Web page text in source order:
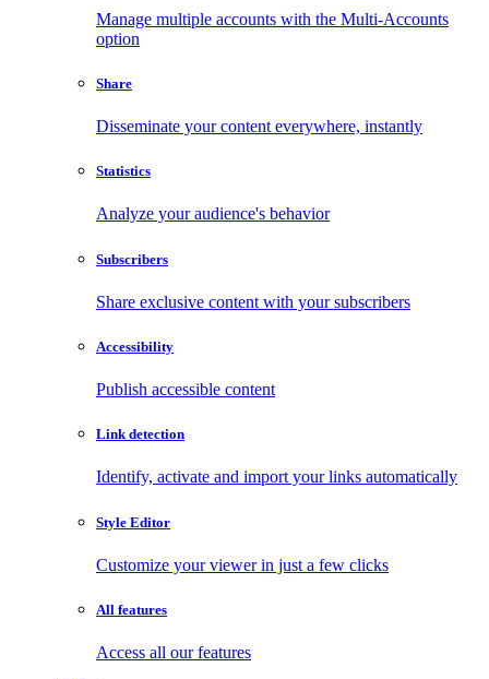
Manage multiple accounts with the Multi-Accounts
option
Share
Disseminate your content everywhere, instantly
Statistics
Analyze your audience's behavior
Subscribers
Share exclusive content with your subscribers
Accessibility
Publish accessible content
Link detection
Identify, activate and import your links automatically
Style Editor
Customize your viewer in just a few clicks
All features
Access all our features